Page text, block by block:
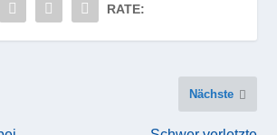
RATE:
Nächste